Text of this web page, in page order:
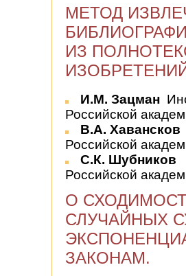
МЕТОД
ИЗ
И.М. Зацман
Российской
В.А. Хавансков
Российской
С.К. Шубников
Российской
О
СЛУЧАЙНЫХ
ЗАКОНАМ.